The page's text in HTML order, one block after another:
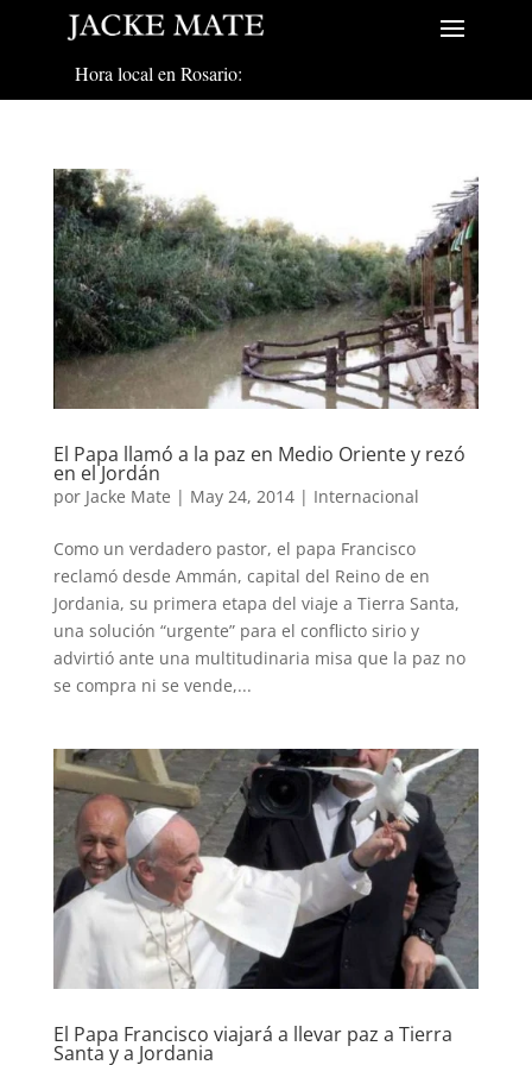
Hora local en Rosario:
El Papa llamó a la paz en Medio Oriente y rezó
en el Jordán
por Jacke Mate | May 24, 2014| Internacional
Como un verdadero pastor, el papa Francisco
reclamó desde Ammán, capital del Reino de en
Jordania, su primera etapa del viaje a Tierra Santa,
una solución “urgente” para el conflicto sirio y
advirtió ante una multitudinaria misa que la paz no
se compra ni se vende,...
El Papa Francisco viajará a llevar paz a Tierra
Santa y a Jordania